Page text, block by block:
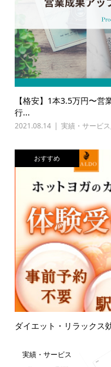
【格安】1本3.5万円〜
行...
2021.08.14 実績・サービス
おすすめ
ダイエット・リラックス
実績・サービス